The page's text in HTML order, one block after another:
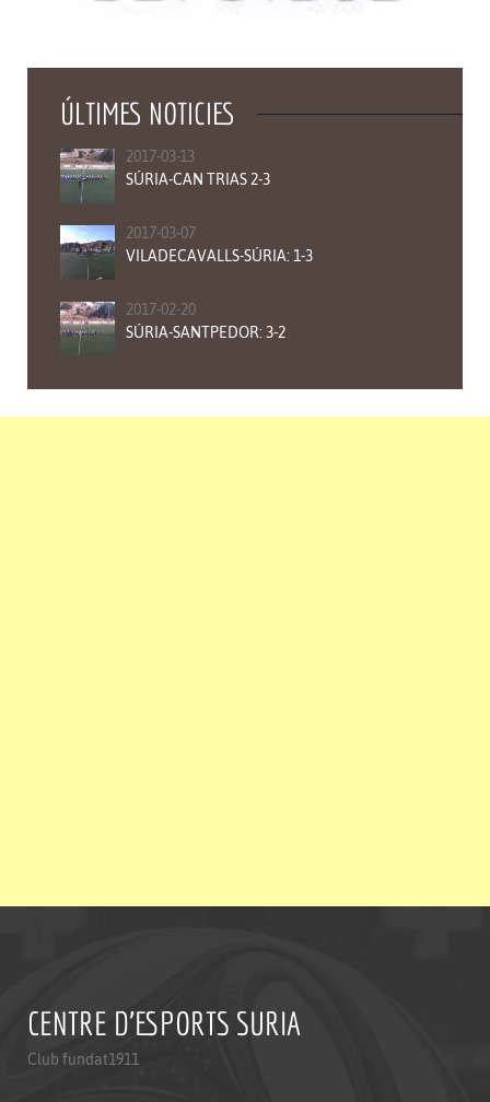
ÚLTIMES NOTICIES
2017-03-13
SÚRIA-CAN TRIAS 2-3
2017-03-07
VILADECAVALLS-SÚRIA: 1-3
2017-02-20
SÚRIA-SANTPEDOR: 3-2
CENTRE D'ESPORTS SURIA
Club fundat1911